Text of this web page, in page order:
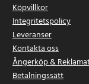
Köpvillkor
Integritetspolicy
Leveranser
Kontakta oss
Ångerköp &
Betalningssätt